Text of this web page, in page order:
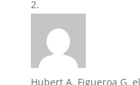
Hubert A. Figueroa G.